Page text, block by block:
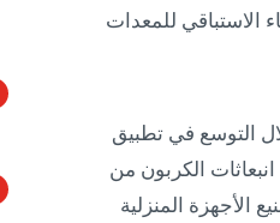
الاقتناء الاستباقي للمعدات
من خلال التوسع في تطبيق
وبحلول سنة 2024، خفضت الشركة انبعاثات الكربون من
لتصنيع الأجهزة المنزلية